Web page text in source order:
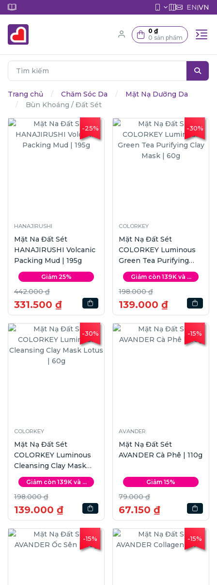
EN|VN
0 ₫
0 sản phẩm
Trang chủ Chăm Sóc Da
Mặt Nạ Dưỡng Da
Bùn Khoáng / Đất Sét
-25%
HANAJIRUSHI
Mặt Na Đất Sét
HANAJIRUSHI Volcanic
Packing Mud | 195g
Giảm 25%
442.000 ₫
331.500 ₫
-30%
COLORKEY
Mặt Nạ Đất Sét
COLORKEY Luminous
Green Tea Purifying
Clay Mask | 60g
Giảm còn 139K và ...
198.000 ₫
139.000 ₫
-30%
COLORKEY
Mặt Nạ Đất Sét
COLORKEY Luminous
Cleansing Clay Mask
Lotus | 60g
Giảm còn 139K và ...
198.000 ₫
139.000 ₫
-15%
AVANDER
Mặt Nạ Đất Sét
AVANDER Cà Phê | 110g
Giảm 15%
79.000 ₫
67.150 ₫
-15% -15%